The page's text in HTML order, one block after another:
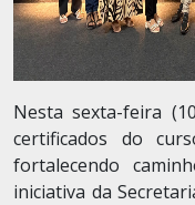
Nesta sexta-feira
certificados do
fortalecendo
iniciativa da